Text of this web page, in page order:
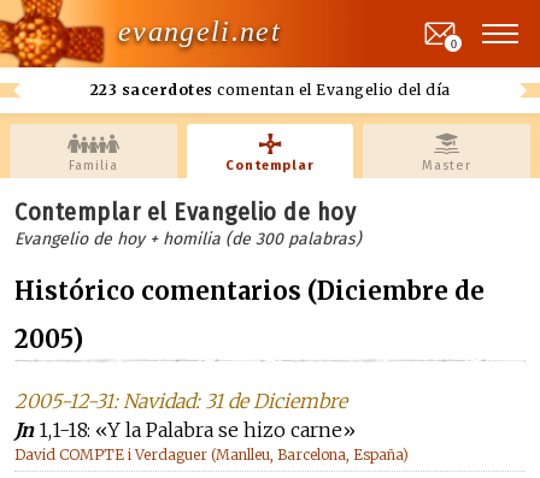
evangeli.net
223 sacerdotes comentan el Evangelio del día
0
Familia Contemplar Master
Contemplar el Evangelio de hoy
Evangelio de hoy + homilia (de 300 palabras)
Histórico comentarios (Diciembre de
2005)
2005-12-31: Navidad: 31 de Diciembre
Jn1,1-18: «Y la Palabra se hizo carne»
David COMPTE i Verdaguer (Manlleu, Barcelona, España)